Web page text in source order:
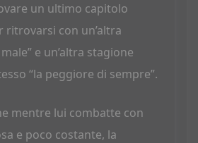
un ultimo capitolo
ritrovarsi con un’altra
e un’altra stagione
“la peggiore di sempre”.
mentre lui combatte con
e poco costante, la